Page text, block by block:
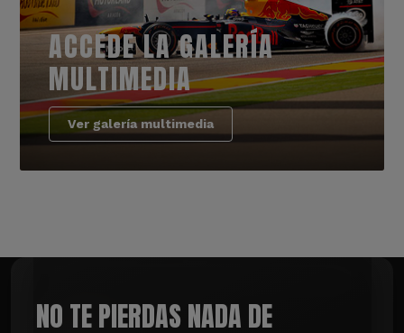
ACCEDE LA GALERÍA
MULTIMEDIA
Ver galería multimedia
NO TE PIERDAS NADA DE